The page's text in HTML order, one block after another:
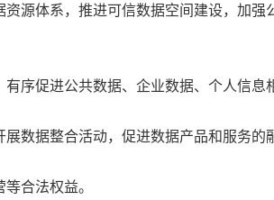
体系，推进可信数据空间建设，加强
促进公共数据、企业数据、个人信息
据整合活动，促进数据产品和服务的
合法权益。